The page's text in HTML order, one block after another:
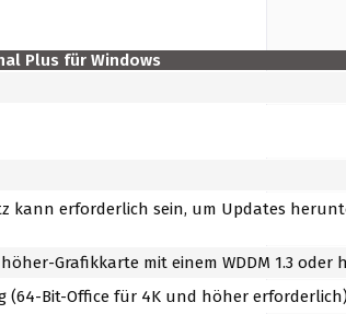
Plus für Windows
kann erforderlich sein, um Updates
Grafikkarte mit einem WDDM 1.3 oder
(64-Bit-Office für 4K und höher